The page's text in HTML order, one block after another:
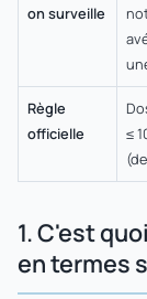
on surveille
Règle
officielle
≤
1. C'est
en termes